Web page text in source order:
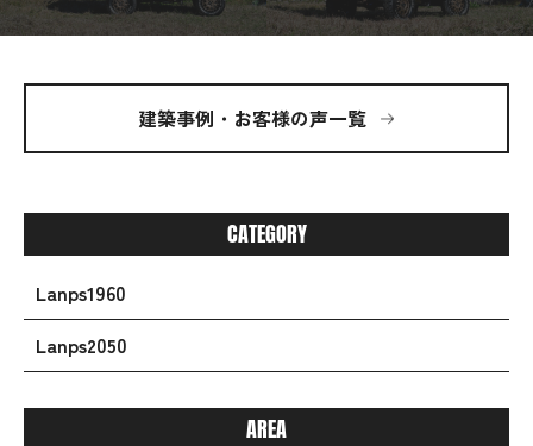
建築事例・お客様の声一覧
CATEGORY
Lanps1960
Lanps2050
AREA